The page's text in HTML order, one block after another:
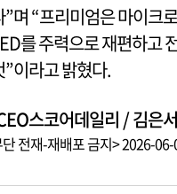
”며 “프리미엄은 마이크
를 주력으로 재편하고
”이라고 밝혔다.
스코어데일리 / 김
전재-재배포 금지> 2026-